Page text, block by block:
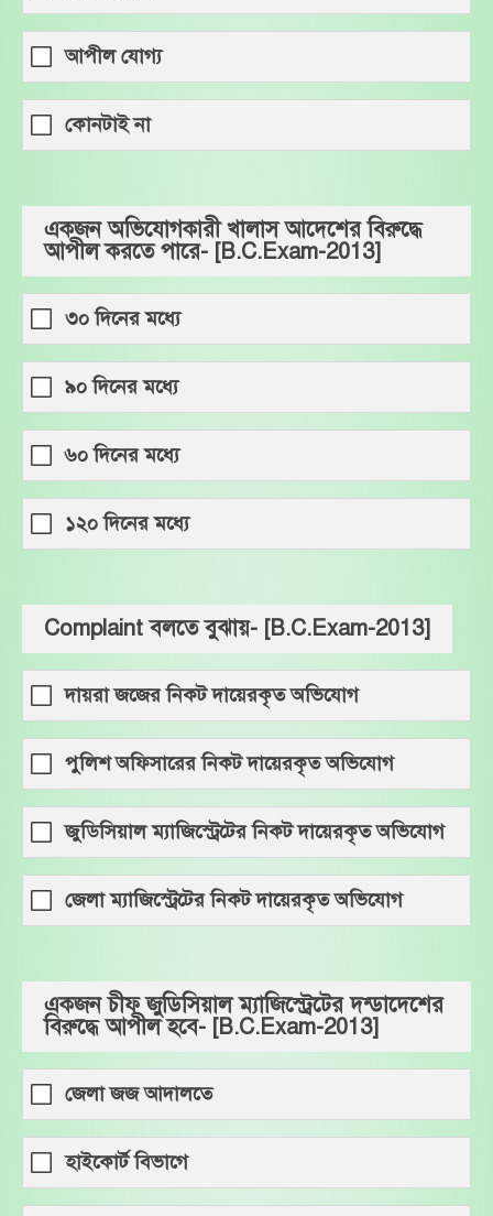
আপীল যোগ্য
কোনটাই না
একজন অভিযোগকারী খালাস আদেশের বিরুদ্ধে
আপীল করতে পারে- [B.C.Exam-2013]
৩০ দিনের মধ্যে
৯০ দিনের মধ্যে
৬০ দিনের মধ্যে
১২০ দিনের মধ্যে
Complaint বলতে বুঝায়- [B.C.Exam-2013]
দায়রা জজের নিকট দায়েরকৃত অভিযোগ
পুলিশ অফিসারের নিকট দায়েরকৃত অভিযোগ
জুডিসিয়াল ম্যাজিস্ট্রেটের নিকট দায়েরকৃত অভিযোগ
জেলা ম্যাজিস্ট্রেটের নিকট দায়েরকৃত অভিযোগ
একজন চীফ জুডিসিয়াল ম্যাজিস্ট্রেটের দন্ডাদেশের
বিরুদ্ধে আপীল হবে- [B.C.Exam-2013]
জেলা জজ আদালতে
হাইকোর্ট বিভাগে